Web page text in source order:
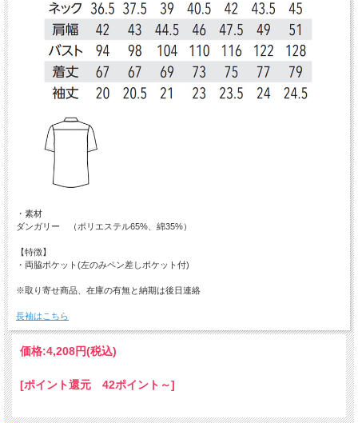
・素材
ダンガリー （ポリエステル65%、綿35%）
【特徴】
・両脇ポケット(左のみペン差しポケット付)
※取り寄せ商品、在庫の有無と納期は後日連絡
長袖はこちら
価格:4,208円(税込)
[ポイント還元 42ポイント～]